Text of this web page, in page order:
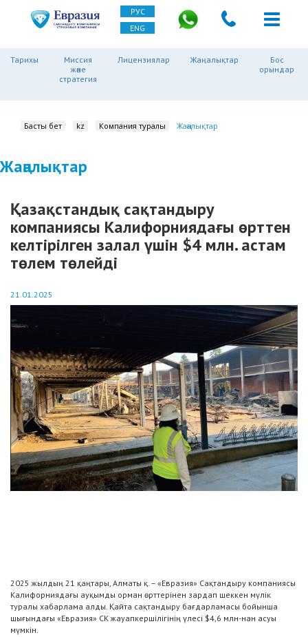
РУС
ENG
Тарихы
Миссия
және
стратегия
Лицензиялар Жаңалықтар
Бос
орындар
Басты бет kz Компания туралы Жаңалықтар
Жаңалықтар
Қазақстандық сақтандыру
компаниясы Калифорниядағы өрттен
келтірілген залал үшін $4 млн. астам
төлем төлейді
21.01.2025
2025 жылдың 21 қаңтары, Алматы қ. – «Евразия» Сақтандыру компаниясы
Калифорниядағы ауқымды орман өрттерінен зардап шеккен мүлік
туралы хабарлама алды. Қайта сақтандыру бағдарламасы бойынша
шығындағы «Евразия» СК жауапкершілігінің үлесі $4,6 млн-нан асуы
мүмкін.